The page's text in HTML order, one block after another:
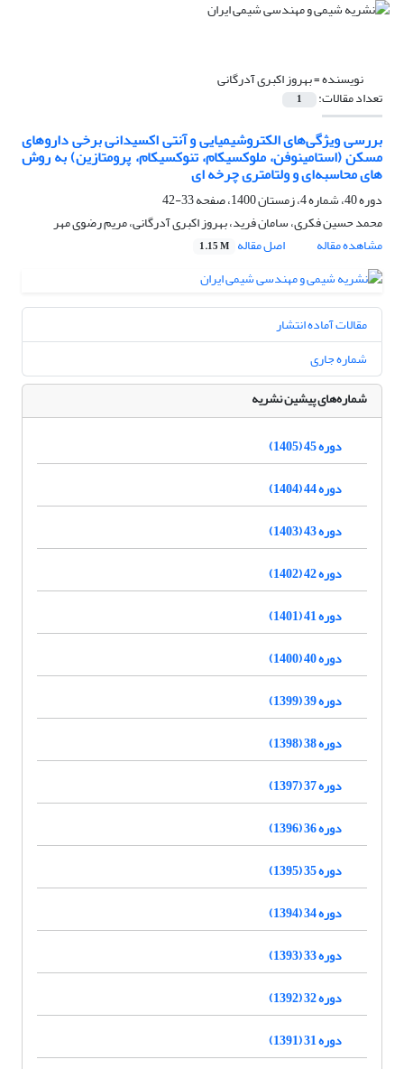
نویسنده =بهروز اکبری آدرگانی
تعداد مقالات: 1
بررسی ویژگی‌های الکتروشیمیایی و آنتی اکسیدانی برخی داروهای
مسکن (استامینوفن، ملوکسیکام، تنوکسیکام، پرومتازین) به روش
های محاسبه‌ای و ولتامتری چرخه ای
دوره 40، شماره 4، زمستان 1400، صفحه
33-42
محمد حسین فکری، سامان فرید، بهروز اکبری آدرگانی، مریم رضوی مهر
مشاهده مقاله
اصل مقاله 1.15 M
مقالات آماده انتشار
شماره جاری
شماره‌های پیشین نشریه
دوره 45 (1405)
دوره 44 (1404)
دوره 43 (1403)
دوره 42 (1402)
دوره 41 (1401)
دوره 40 (1400)
دوره 39 (1399)
دوره 38 (1398)
دوره 37 (1397)
دوره 36 (1396)
دوره 35 (1395)
دوره 34 (1394)
دوره 33 (1393)
دوره 32 (1392)
دوره 31 (1391)